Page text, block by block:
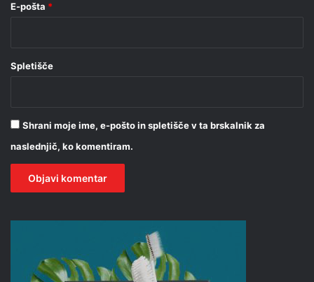
E-pošta *
Spletišče
Shrani moje ime, e-pošto in spletišče v ta brskalnik za
naslednjič, ko komentiram.